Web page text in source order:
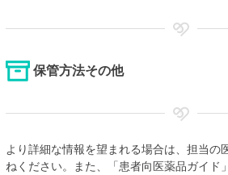
保管方法その他
より詳細な情報を望まれる場合は、担当の
ねください。また、「患者向医薬品ガイド